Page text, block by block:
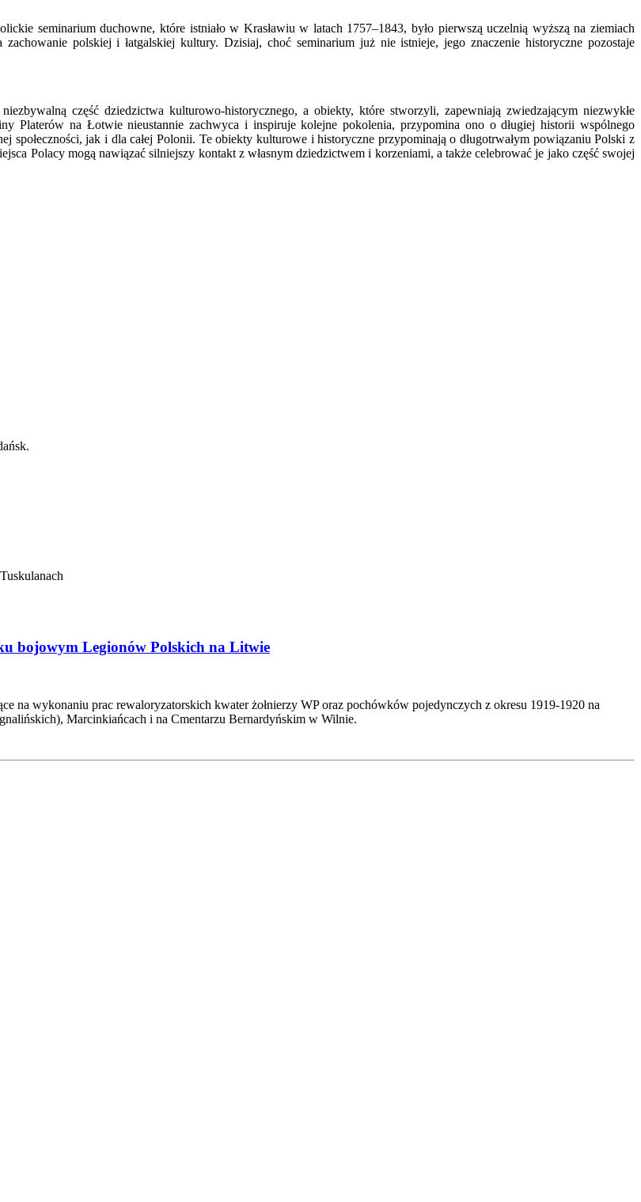
seminarium duchowne, które istniało w Krasławiu w latach 1757–1843, było pierwszą uczelnią wyższą na ziemiach
polskiej i łatgalskiej kultury. Dzisiaj, choć seminarium już nie istnieje, jego znaczenie historyczne pozostaje
część dziedzictwa kulturowo-historycznego, a obiekty, które stworzyli, zapewniają zwiedzającym niezwykłe
Platerów na Łotwie nieustannie zachwyca i inspiruje kolejne pokolenia, przypomina ono o długiej historii wspólnego
jak i dla całej Polonii. Te obiekty kulturowe i historyczne przypominają o długotrwałym powiązaniu Polski z
Polacy mogą nawiązać silniejszy kontakt z własnym dziedzictwem i korzeniami, a także celebrować je jako część swojej
bojowym Legionów Polskich na Litwie
na wykonaniu prac rewaloryzatorskich kwater żołnierzy WP oraz pochówków pojedynczych z okresu 1919-1920 na
Marcinkiańcach i na Cmentarzu Bernardyńskim w Wilnie.